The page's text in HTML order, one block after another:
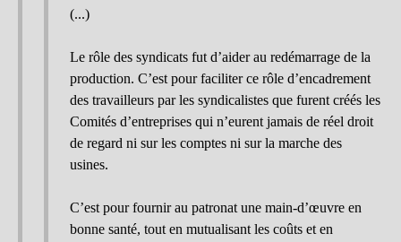
(...)
Le rôle des syndicats fut d’aider au redémarrage de la
production. C’est pour faciliter ce rôle d’encadrement
des travailleurs par les syndicalistes que furent créés les
Comités d’entreprises qui n’eurent jamais de réel droit
de regard ni sur les comptes ni sur la marche des
usines.
C’est pour fournir au patronat une main-d’œuvre en
bonne santé, tout en mutualisant les coûts et en